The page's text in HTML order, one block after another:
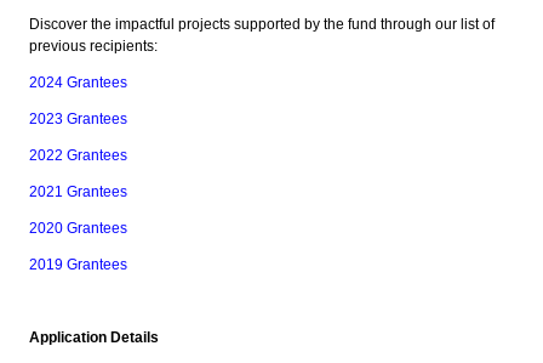
Discover the impactful projects supported by the fund through our list of
previous recipients:
2024 Grantees
2023 Grantees
2022 Grantees
2021 Grantees
2020 Grantees
2019 Grantees
Application Details